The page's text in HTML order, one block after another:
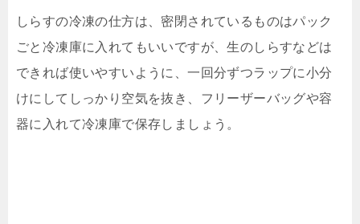
しらすの冷凍の仕方は、密閉されているものはパック
ごと冷凍庫に入れてもいいですが、生のしらすなどは
できれば使いやすいように、一回分ずつラップに小分
けにしてしっかり空気を抜き、フリーザーバッグや容
器に入れて冷凍庫で保存しましょう。